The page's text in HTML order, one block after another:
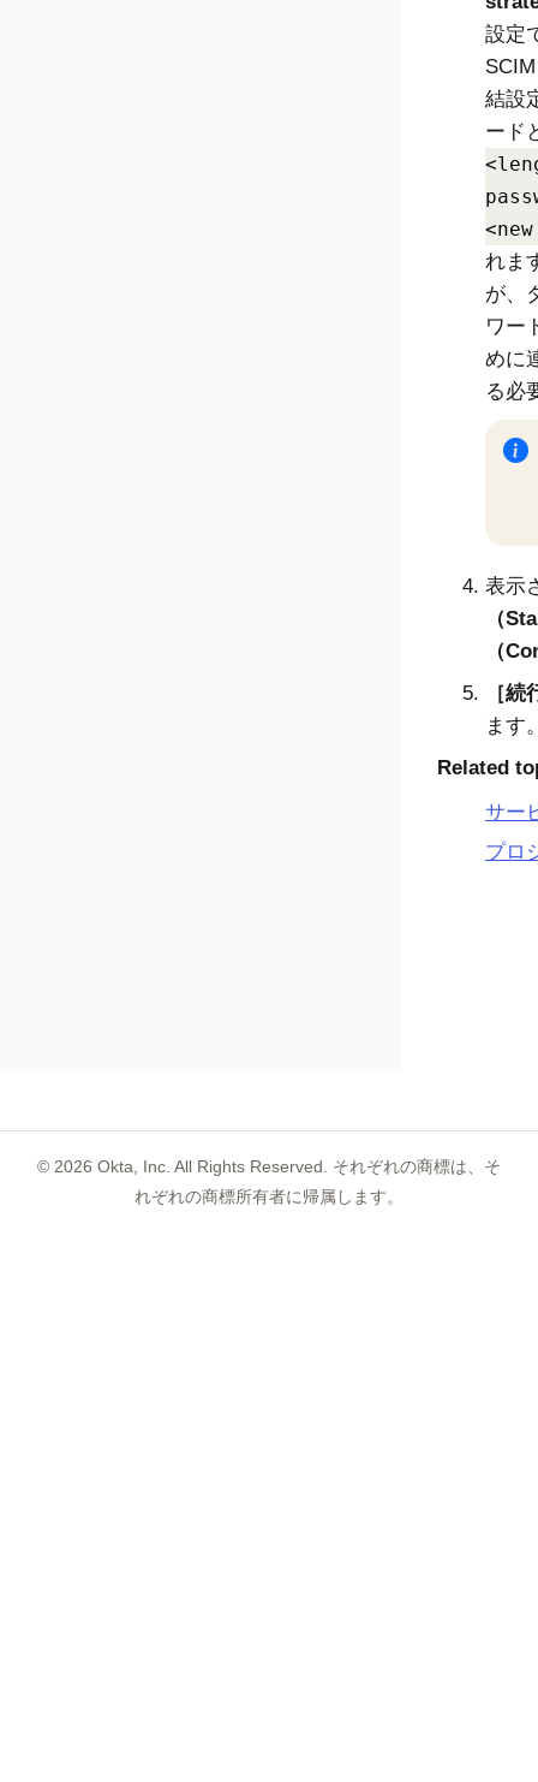
設定
結設
ード
れま
が、
ワー
めに
る必
表示
（
（
続
ます
Related
サー
プロ
© 2026 Okta, Inc. All Rights Reserved. それぞれの商標は、そ
れぞれの商標所有者に帰属します。